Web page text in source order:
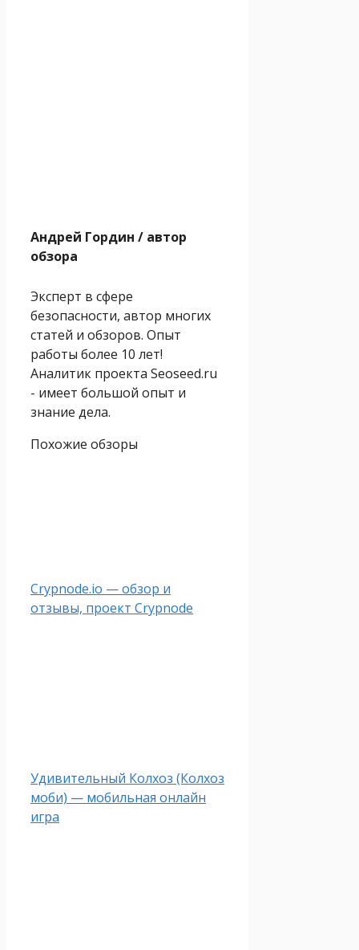
Андрей Гордин / автор
обзора
Эксперт в сфере
безопасности, автор многих
статей и обзоров. Опыт
работы более 10 лет!
Аналитик проекта Seoseed.ru
- имеет большой опыт и
знание дела.
Похожие обзоры
Crypnode.io — обзор и
отзывы, проект Crypnode
Удивительный Колхоз (Колхоз
моби) — мобильная онлайн
игра